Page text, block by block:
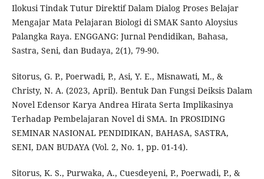
Ilokusi Tindak Tutur Direktif Dalam Dialog Proses Belajar
Mengajar Mata Pelajaran Biologi di SMAK Santo Aloysius
Palangka Raya. ENGGANG: Jurnal Pendidikan, Bahasa,
Sastra, Seni, dan Budaya, 2(1), 79-90.
Sitorus, G. P., Poerwadi, P., Asi, Y. E., Misnawati, M., &
Christy, N. A. (2023, April). Bentuk Dan Fungsi Deiksis Dalam
Novel Edensor Karya Andrea Hirata Serta Implikasinya
Terhadap Pembelajaran Novel di SMA. In PROSIDING
SEMINAR NASIONAL PENDIDIKAN, BAHASA, SASTRA,
SENI, DAN BUDAYA (Vol. 2, No. 1, pp. 01-14).
Sitorus, K. S., Purwaka, A., Cuesdeyeni, P., Poerwadi, P., &